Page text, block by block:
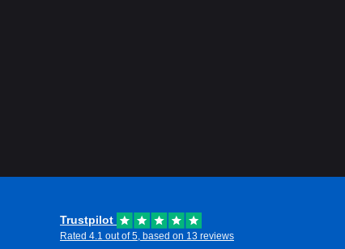
Trustpilot
Rated 4.1 out of 5, based on 13 reviews